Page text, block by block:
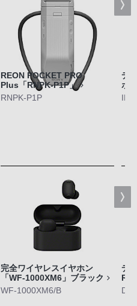
REON POCKET PRO
Plus「RNPK-P1P」
RNPK-P1P
デ
ボ
完全ワイヤレスイヤホン
「WF-1000XM6」ブラック
WF-1000XM6/B
デ